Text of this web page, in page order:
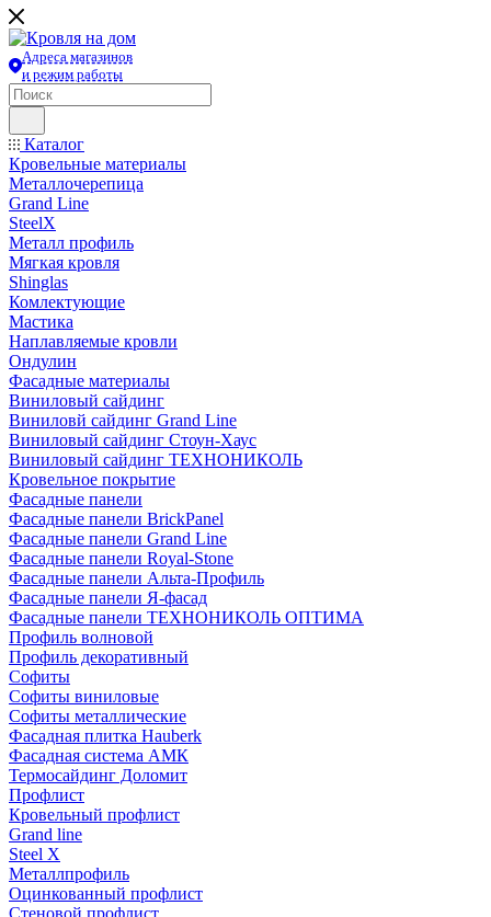
Адреса магазинов
и режим работы
Каталог
Кровельные материалы
Металлочерепица
Grand Line
SteelX
Металл профиль
Мягкая кровля
Shinglas
Комлектующие
Мастика
Наплавляемые кровли
Ондулин
Фасадные материалы
Виниловый сайдинг
Виниловй сайдинг Grand Line
Виниловый сайдинг Стоун-Хаус
Виниловый сайдинг ТЕХНОНИКОЛЬ
Кровельное покрытие
Фасадные панели
Фасадные панели BrickPanel
Фасадные панели Grand Line
Фасадные панели Royal-Stone
Фасадные панели Альта-Профиль
Фасадные панели Я-фасад
Фасадные панели ТЕХНОНИКОЛЬ ОПТИМА
Профиль волновой
Профиль декоративный
Софиты
Софиты виниловые
Софиты металлические
Фасадная плитка Hauberk
Фасадная система АМК
Термосайдинг Доломит
Профлист
Кровельный профлист
Grand line
Steel X
Металлпрофиль
Оцинкованный профлист
Стеновой профлист